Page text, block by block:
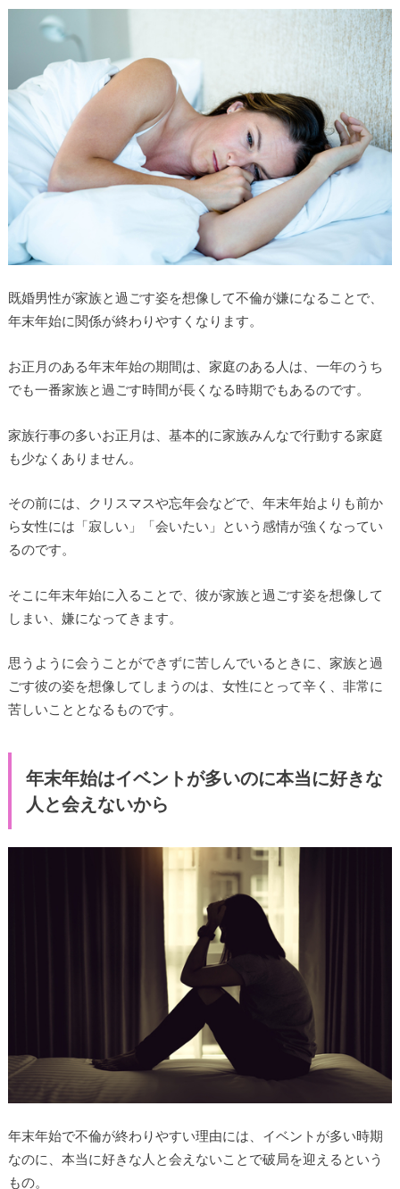
既婚男性が家族と過ごす姿を想像して不倫が嫌になることで、
年末年始に関係が終わりやすくなります。
お正月のある年末年始の期間は、家庭のある人は、一年のうち
でも一番家族と過ごす時間が長くなる時期でもあるのです。
家族行事の多いお正月は、基本的に家族みんなで行動する家庭
も少なくありません。
その前には、クリスマスや忘年会などで、年末年始よりも前か
ら女性には「寂しい」「会いたい」という感情が強くなってい
るのです。
そこに年末年始に入ることで、彼が家族と過ごす姿を想像して
しまい、嫌になってきます。
思うように会うことができずに苦しんでいるときに、家族と過
ごす彼の姿を想像してしまうのは、女性にとって辛く、非常に
苦しいこととなるものです。
年末年始はイベントが多いのに本当に好きな
人と会えないから
年末年始で不倫が終わりやすい理由には、イベントが多い時期
なのに、本当に好きな人と会えないことで破局を迎えるという
もの。